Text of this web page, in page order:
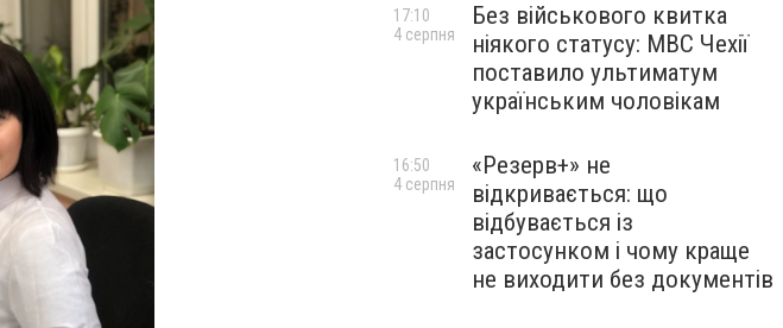
Без військового квитка
ніякого статусу: МВС Чехії
поставило ультиматум
українським чоловікам
17:10
4 серпня
«Резерв+» не
відкривається: що
відбувається із
застосунком і чому краще
не виходити без документів
16:50
4 серпня